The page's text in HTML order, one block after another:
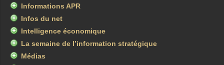
Informations APR
Infos du net
Intelligence économique
La semaine de l’information stratégique
Médias